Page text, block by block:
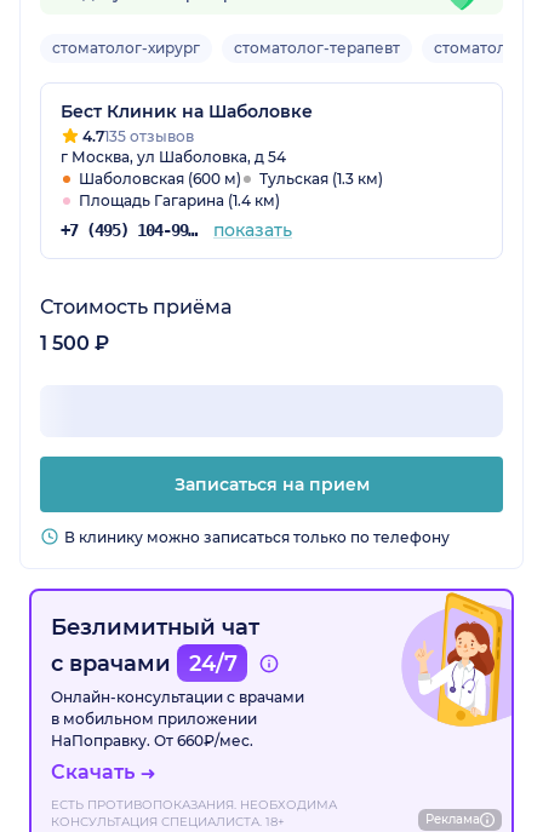
стоматолог-хирург стоматолог-терапевт стоматолог-
Бест Клиник на Шаболовке
4.7135 отзывов
г Москва, ул Шаболовка, д 54
Шаболовская (600 м)
Тульская (1.3 км)
Площадь Гагарина (1.4 км)
+7 (495) 104-99-85 показать
Стоимость приёма
1 500 ₽
Записаться на прием
В клинику можно записаться только по телефону
Безлимитный чат
с врачами
24/7
Онлайн-консультации с врачами
в мобильном приложении
НаПоправку. От 660₽/мес.
Скачать
ЕСТЬ ПРОТИВОПОКАЗАНИЯ. НЕОБХОДИМА
КОНСУЛЬТАЦИЯ СПЕЦИАЛИСТА. 18+
Реклама